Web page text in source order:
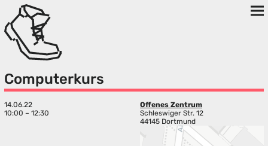
Computerkurs
14.06.22
10:00 – 12:30
Offenes Zentrum
Schleswiger Str. 12
44145 Dortmund